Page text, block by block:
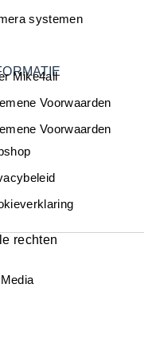
systemen
Mike4all
Voorwaarden
Voorwaarden
rechten
a